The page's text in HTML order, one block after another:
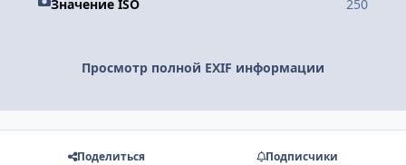
Значение ISO 250
Просмотр полной EXIF информации
Поделиться Подписчики